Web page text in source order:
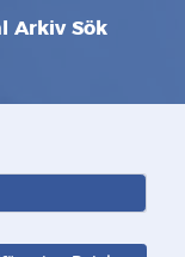
Arkiv Sök